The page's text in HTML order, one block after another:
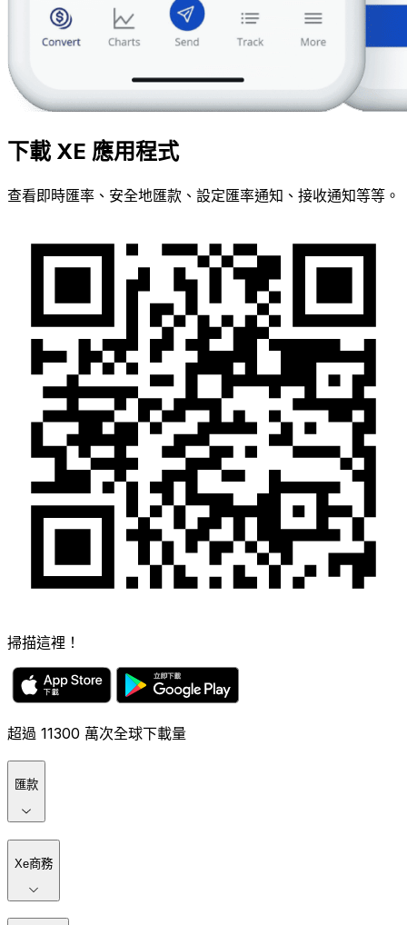
下載 XE 應用程式
查看即時匯率、安全地匯款、設定匯率通知、接收通知等等。
掃描這裡！
超過 11300 萬次全球下載量
匯款
Xe商務